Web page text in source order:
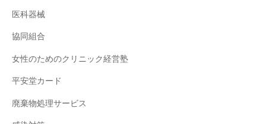
医科器械
協同組合
女性のためのクリニック経営塾
平安堂カード
廃棄物処理サービス